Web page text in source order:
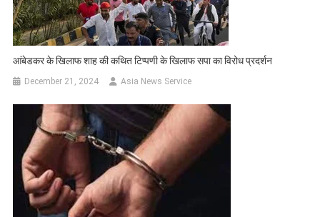
आंबेडकर के खिलाफ शाह की कथित टिप्‍पणी के खिलाफ सपा का विरोध प्रदर्शन
December 21, 2024 Asia News Service